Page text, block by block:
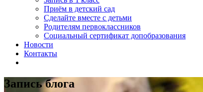
Приём в детский сад
Сделайте вместе с детьми
Родителям первоклассников
Социальный сертификат допобразования
Новости
Контакты
Запись блога